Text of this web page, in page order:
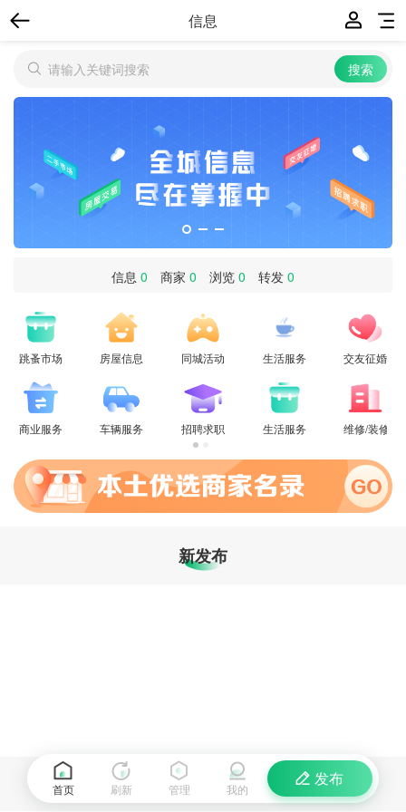
信息
信息 0 商家 0 浏览 0 转发 0
跳蚤市场 房屋信息 同城活动 生活服务 交友征婚
商业服务 车辆服务 招聘求职 生活服务 维修/装修
新发布
首页 刷新
发布
管理 我的